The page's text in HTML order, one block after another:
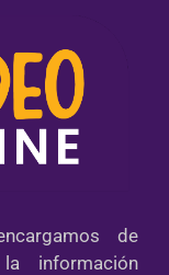
de
información